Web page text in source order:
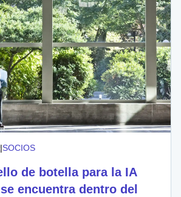
|SOCIOS
de botella para la IA
encuentra dentro del